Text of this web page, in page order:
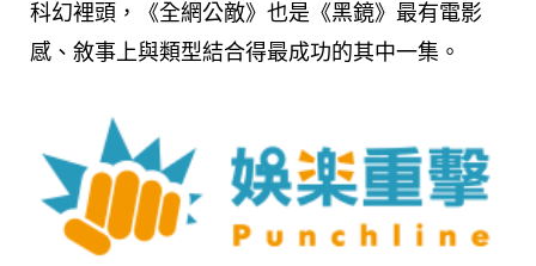
科幻裡頭，《全網公敵》也是《黑鏡》最有電影
感、敘事上與類型結合得最成功的其中一集。